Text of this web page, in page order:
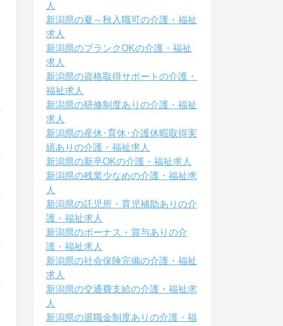
人
新潟県の夏～秋入職可の介護・福祉
求人
新潟県のブランクOKの介護・福祉
求人
新潟県の資格取得サポートの介護・
福祉求人
新潟県の研修制度ありの介護・福祉
求人
新潟県の産休･育休･介護休暇取得実
績ありの介護・福祉求人
新潟県の新卒OKの介護・福祉求人
新潟県の残業少なめの介護・福祉求
人
新潟県の託児所・育児補助ありの介
護・福祉求人
新潟県のボーナス・賞与ありの介
護・福祉求人
新潟県の社会保険完備の介護・福祉
求人
新潟県の交通費支給の介護・福祉求
人
新潟県の退職金制度ありの介護・福